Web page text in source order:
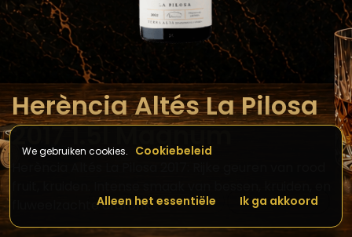
Herència Altés La Pilosa
2017 1.5l Magnum
fluweelzachte afdronk.
We gebruiken cookies. Cookiebeleid
Alleen het essentiële Ik ga akkoord